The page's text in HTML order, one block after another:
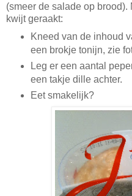
(smeer de salade op
kwijt geraakt:
Kneed van de inhoud
een brokje tonijn, zie
Leg er een aantal
een takje dille achter.
Eet smakelijk?